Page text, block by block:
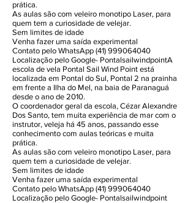
prática.
As aulas são com veleiro monotipo Laser, para
quem tem a curiosidade de velejar.
Sem limites de idade
Venha fazer uma saída experimental
Contato pelo WhatsApp (41) 999064040
Localização pelo Google- PontalsailwindpointA
escola de vela Pontal Sail Wind Point está
localizada em Pontal do Sul, Pontal 2 na prainha
em frente a Ilha do Mel, na baia de Paranaguá
desde o ano de 2010.
O coordenador geral da escola, Cézar Alexandre
Dos Santo, tem muita experiência de mar com o
instrutor, veleja há 45 anos, passando esse
conhecimento com aulas teóricas e muita
prática.
As aulas são com veleiro monotipo Laser, para
quem tem a curiosidade de velejar.
Sem limites de idade
Venha fazer uma saída experimental
Contato pelo WhatsApp (41) 999064040
Localização pelo Google- Pontalsailwindpoint